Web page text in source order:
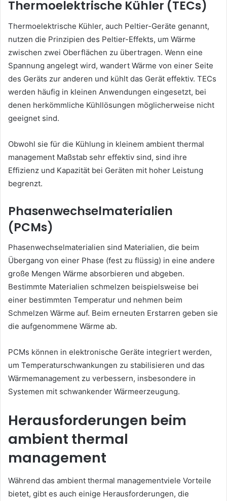
Thermoelektrische Kühler (TECs)
Thermoelektrische Kühler, auch Peltier-Geräte genannt,
nutzen die Prinzipien des Peltier-Effekts, um Wärme
zwischen zwei Oberflächen zu übertragen. Wenn eine
Spannung angelegt wird, wandert Wärme von einer Seite
des Geräts zur anderen und kühlt das Gerät effektiv. TECs
werden häufig in kleinen Anwendungen eingesetzt, bei
denen herkömmliche Kühllösungen möglicherweise nicht
geeignet sind.
Obwohl sie für die Kühlung in kleinem ambient thermal
management Maßstab sehr effektiv sind, sind ihre
Effizienz und Kapazität bei Geräten mit hoher Leistung
begrenzt.
Phasenwechselmaterialien
(PCMs)
Phasenwechselmaterialien sind Materialien, die beim
Übergang von einer Phase (fest zu flüssig) in eine andere
große Mengen Wärme absorbieren und abgeben.
Bestimmte Materialien schmelzen beispielsweise bei
einer bestimmten Temperatur und nehmen beim
Schmelzen Wärme auf. Beim erneuten Erstarren geben sie
die aufgenommene Wärme ab.
PCMs können in elektronische Geräte integriert werden,
um Temperaturschwankungen zu stabilisieren und das
Wärmemanagement zu verbessern, insbesondere in
Systemen mit schwankender Wärmeerzeugung.
Herausforderungen beim
ambient thermal
management
Während das ambient thermal managementviele Vorteile
bietet, gibt es auch einige Herausforderungen, die